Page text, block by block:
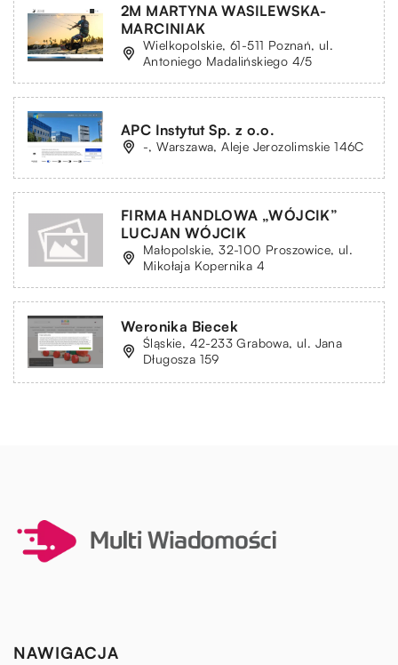
2M MARTYNA WASILEWSKA-
MARCINIAK
Wielkopolskie, 61-511 Poznań, ul.
Antoniego Madalińskiego 4/5
APC Instytut Sp. z o.o.
-, Warszawa, Aleje Jerozolimskie 146C
FIRMA HANDLOWA „WÓJCIK”
LUCJAN WÓJCIK
Małopolskie, 32-100 Proszowice, ul.
Mikołaja Kopernika 4
Weronika Biecek
Śląskie, 42-233 Grabowa, ul. Jana
Długosza 159
NAWIGACJA